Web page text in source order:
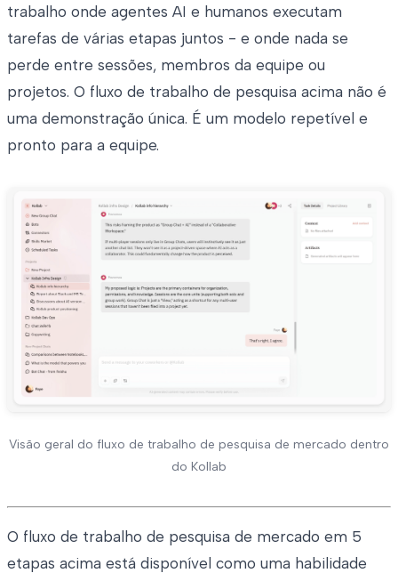
trabalho onde agentes AI e humanos executam
tarefas de várias etapas juntos - e onde nada se
perde entre sessões, membros da equipe ou
projetos. O fluxo de trabalho de pesquisa acima não é
uma demonstração única. É um modelo repetível e
pronto para a equipe.
Visão geral do fluxo de trabalho de pesquisa de mercado dentro
do Kollab
O fluxo de trabalho de pesquisa de mercado em 5
etapas acima está disponível como uma habilidade